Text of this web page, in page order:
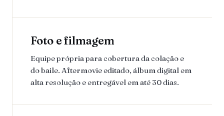
Foto e filmagem
Equipe própria para cobertura da colação e
do baile. Aftermovie editado, álbum digital em
alta resolução e entregável em até 30 dias.